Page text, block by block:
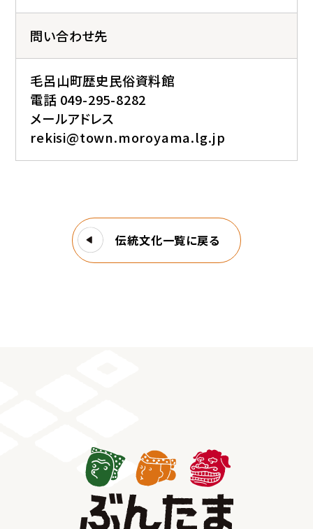
問い合わせ先
毛呂山町歴史民俗資料館
電話 049-295-8282
メールアドレス
rekisi@town.moroyama.lg.jp
伝統文化一覧に戻る